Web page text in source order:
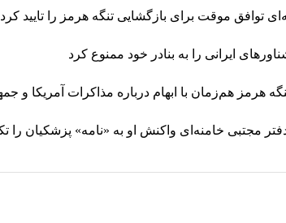
توافق موقت برای بازگشایی تنگه هرمز را تایید
ایرانی را به بنادر خود ممنوع کرد
هرمز هم‌زمان با ابهام درباره مذاکرات آمریکا و
مجتبی خامنه‌ای واکنش او به «نامه» پزشکیان را